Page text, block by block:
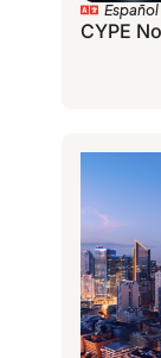
Español
CYPE